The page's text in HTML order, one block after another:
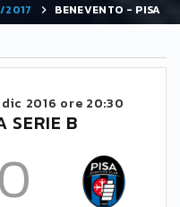
2017 BENEVENTO - PISA
2016 ore 20:30
SERIE B
0